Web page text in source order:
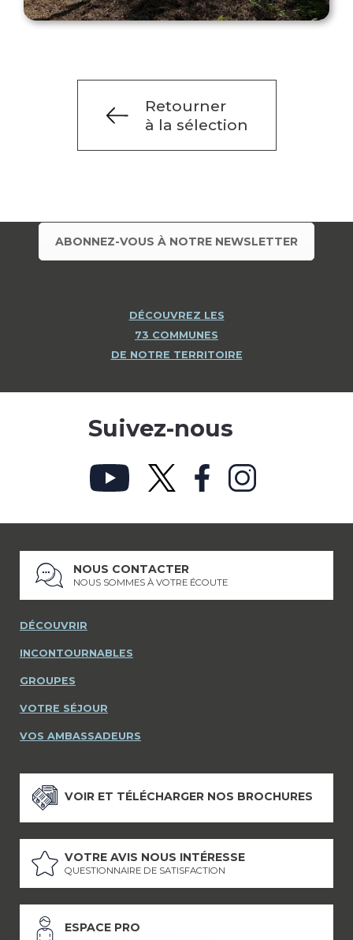
Retourner
à la sélection
ABONNEZ-VOUS À NOTRE NEWSLETTER
DÉCOUVREZ LES
73 COMMUNES
DE NOTRE TERRITOIRE
Suivez-nous
NOUS CONTACTER
NOUS SOMMES À VOTRE ÉCOUTE
DÉCOUVRIR
INCONTOURNABLES
GROUPES
VOTRE SÉJOUR
VOS AMBASSADEURS
VOIR ET TÉLÉCHARGER NOS BROCHURES
VOTRE AVIS NOUS INTÉRESSE
QUESTIONNAIRE DE SATISFACTION
ESPACE PRO